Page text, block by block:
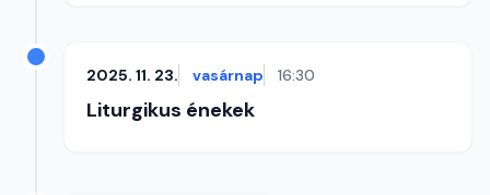
2025. 11. 23. vasárnap 16:30
Liturgikus énekek